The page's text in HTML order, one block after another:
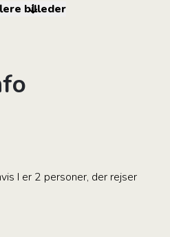
billeder
I er 2 personer, der rejser